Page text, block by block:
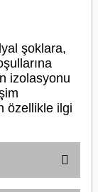
şoklara,
izolasyonu
özellikle ilgi